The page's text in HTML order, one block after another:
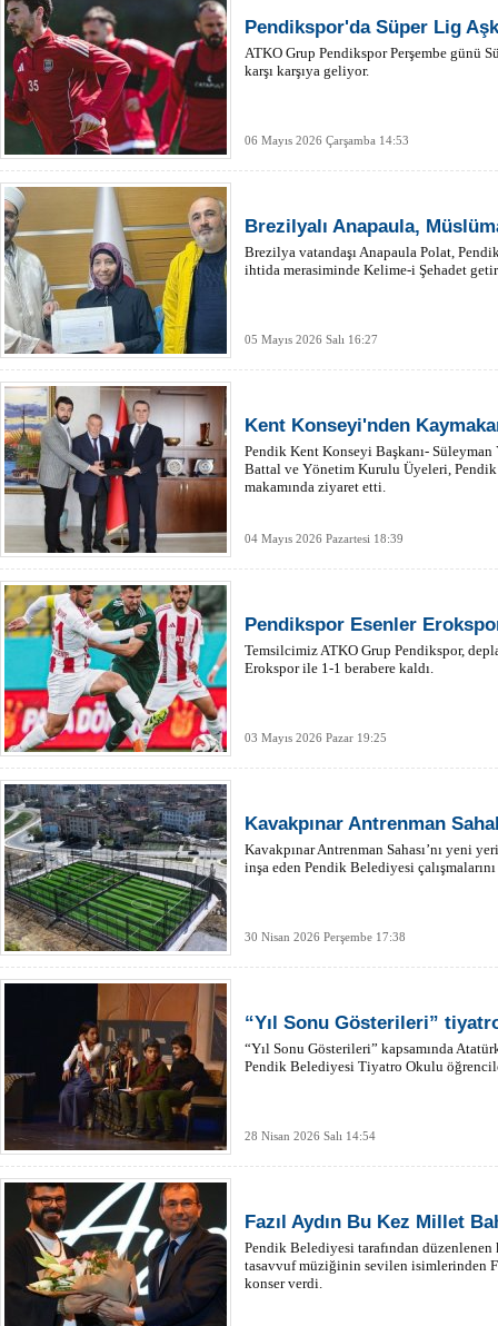
Pendikspor'da Süper Lig
ATKO Grup Pendikspor Perşembe günü
karşı karşıya geliyor.
06 Mayıs 2026 Çarşamba 14:53
Brezilyalı Anapaula,
Brezilya vatandaşı Anapaula Polat,
ihtida merasiminde Kelime-i Şehadet
05 Mayıs 2026 Salı 16:27
Kent Konseyi'nden
Pendik Kent Konseyi Başkanı- Süleyman
Battal ve Yönetim Kurulu Üyeleri, Pendik
makamında ziyaret etti.
04 Mayıs 2026 Pazartesi 18:39
Pendikspor Esenler
Temsilcimiz ATKO Grup Pendikspor,
Erokspor ile 1-1 berabere kaldı.
03 Mayıs 2026 Pazar 19:25
Kavakpınar Antrenman
Kavakpınar Antrenman Sahası’nı yeni
inşa eden Pendik Belediyesi
30 Nisan 2026 Perşembe 17:38
“Yıl Sonu Gösterileri”
“Yıl Sonu Gösterileri” kapsamında
Pendik Belediyesi Tiyatro Okulu
28 Nisan 2026 Salı 14:54
Fazıl Aydın Bu Kez Millet
Pendik Belediyesi tarafından
tasavvuf müziğinin sevilen isimlerinden
konser verdi.